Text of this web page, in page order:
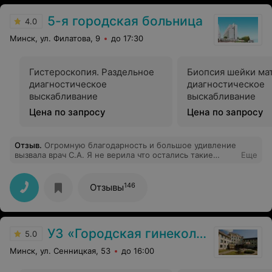
4.0 5-я городская больница
Минск, ул. Филатова, 9 до 17:30
Гистероскопия. Раздельное
диагностическое
выскабливание
Цена по запросу
Биопсия шейки
диагностическое
выскабливание
Цена по запросу
Отзыв. Огромную благодарность и большое удивление
вызвала врач С.А. Я не верила что остались такие
обследований, но и сами обследования. Плюс,
объясняют что к чему в этих обследованиях; не просто
слушают пациента, но и слышат.. А рекомендации, это
вообще отдельный разговор! Доктор от Бога! Дорогая
Светлана Андреевна, не дайте обстоятельствам, или
отношение к людям!
Еще
Отзывы146
5.0 УЗ «Городская гинекологическая больница»
Минск, ул. Сенницкая, 53 до 16:00